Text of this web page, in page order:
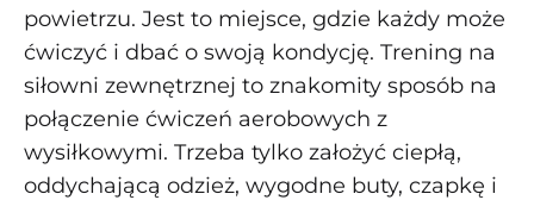
powietrzu. Jest to miejsce, gdzie każdy może
ćwiczyć i dbać o swoją kondycję. Trening na
siłowni zewnętrznej to znakomity sposób na
połączenie ćwiczeń aerobowych z
wysiłkowymi. Trzeba tylko założyć ciepłą,
oddychającą odzież, wygodne buty, czapkę i